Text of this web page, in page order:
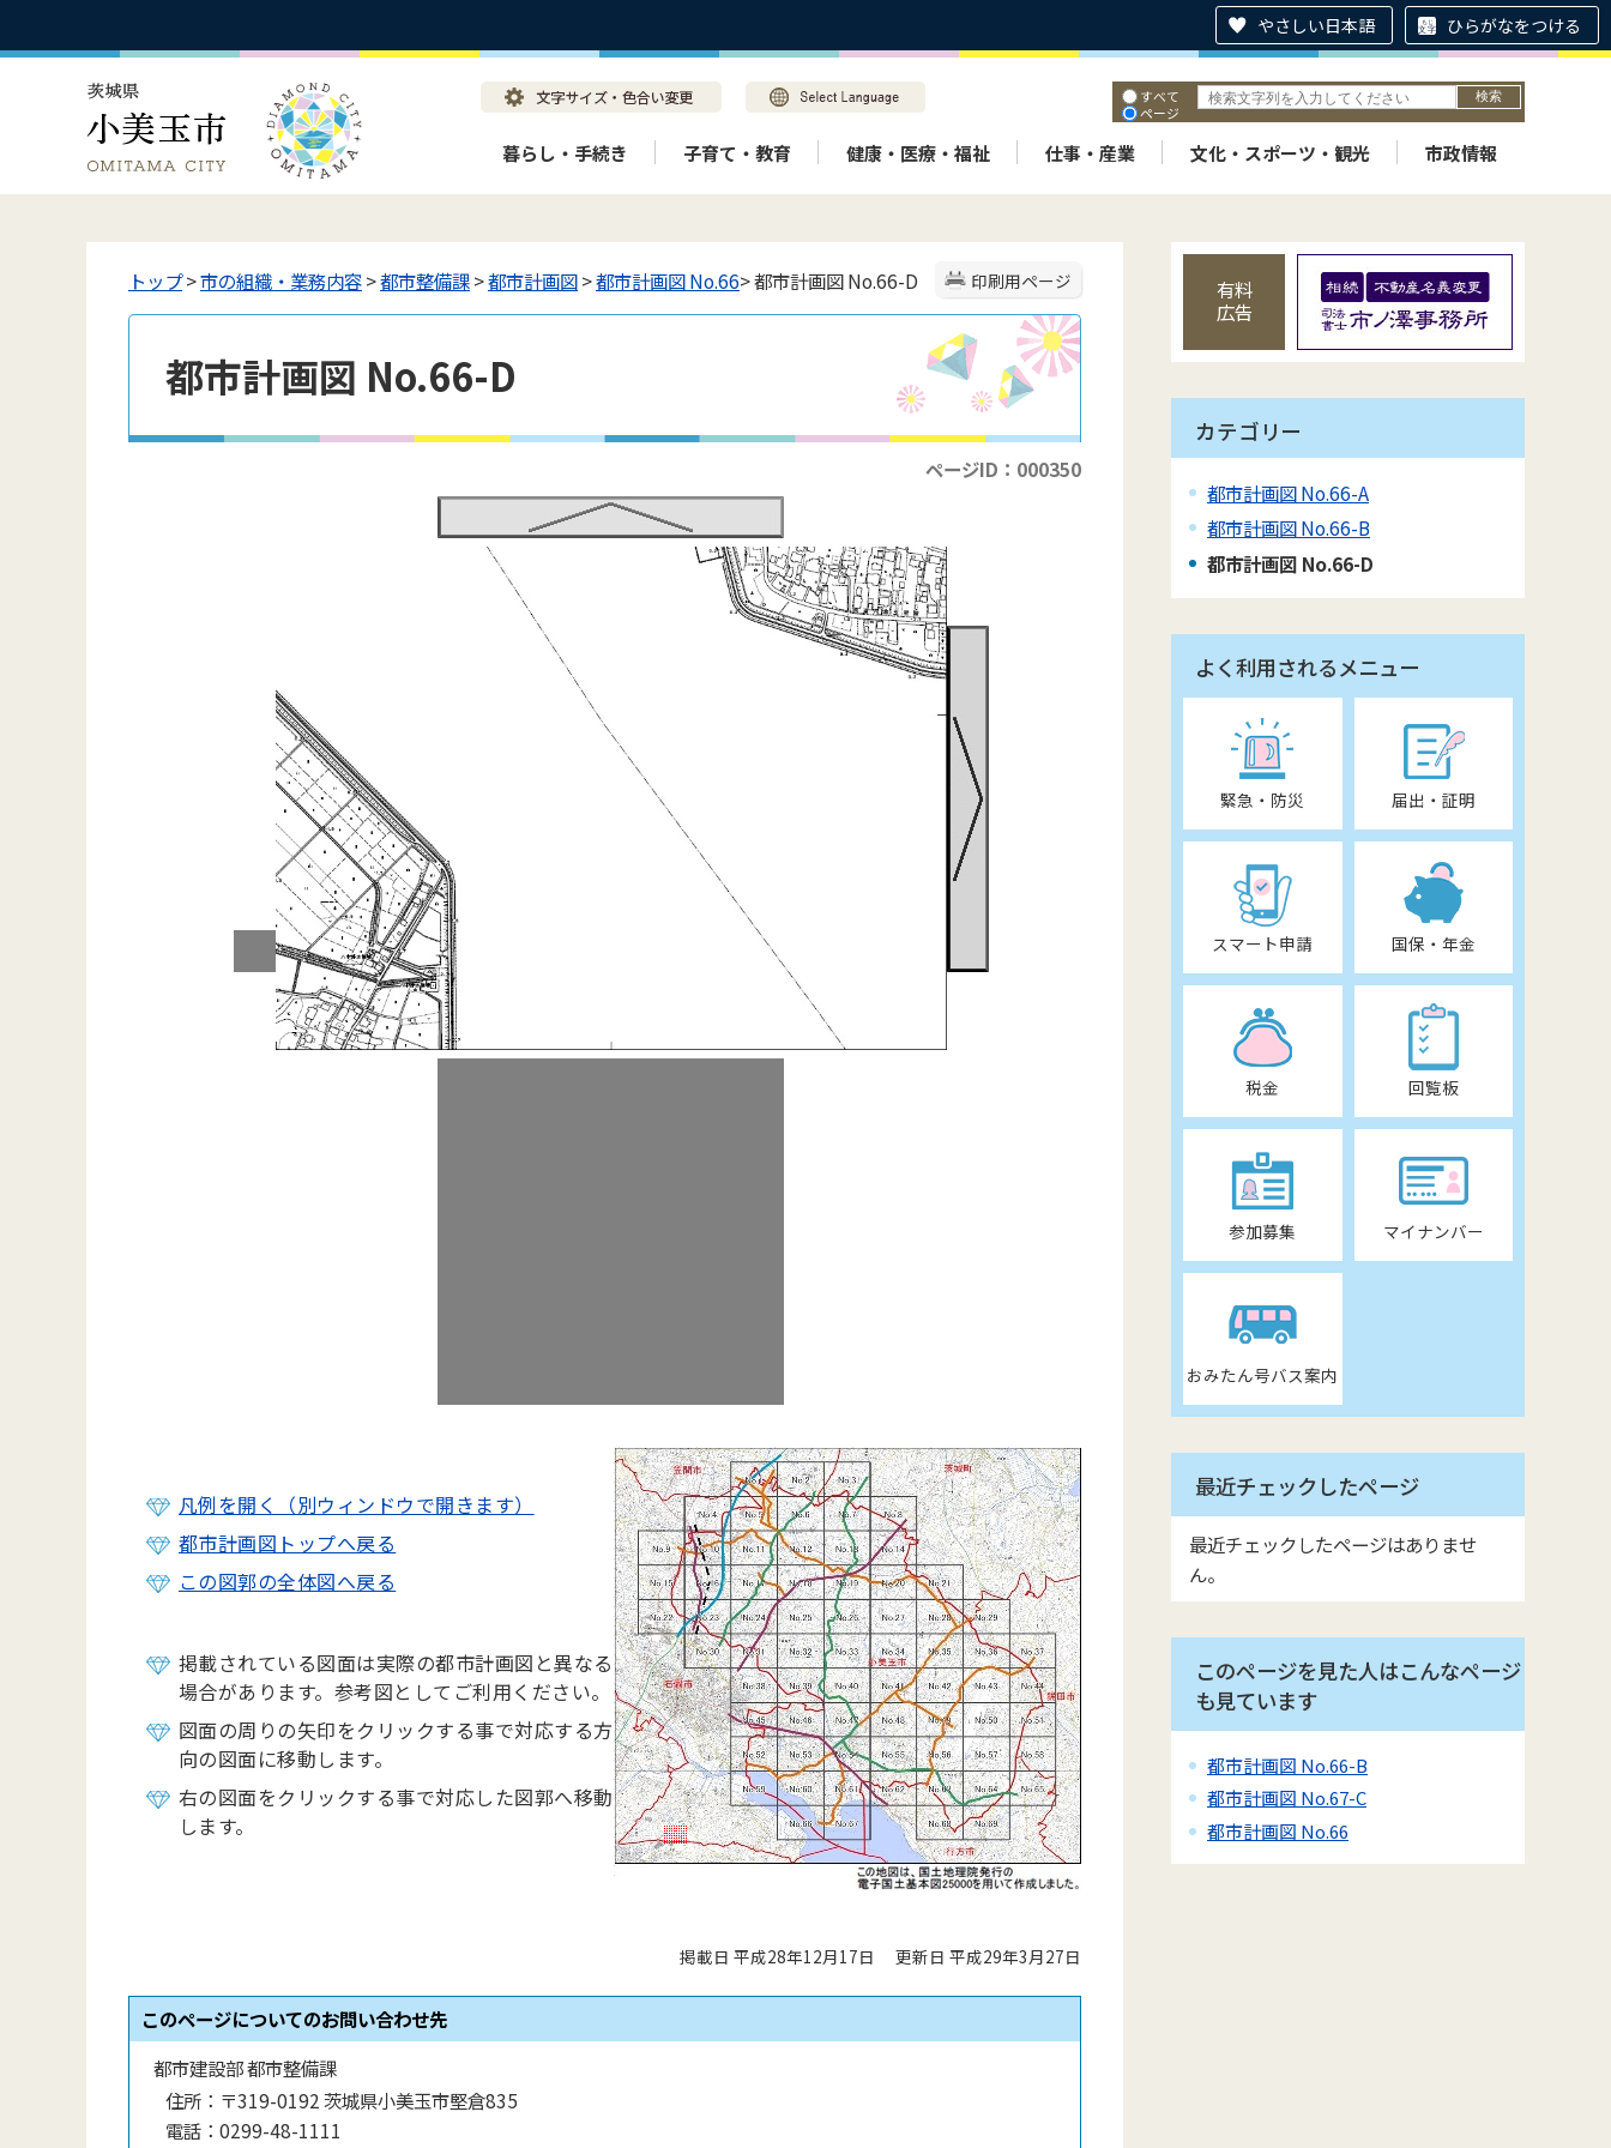
やさしい日本語 ひらがなをつける
すべて
ページ
暮らし・手続き 子育て・教育 健康・医療・福祉 仕事・産業 文化・スポーツ・観光 市政情報
印刷用ページ
トップ>市の組織・業務内容>都市整備課>都市計画図>都市計画図 No.66> 都市計画図 No.66-D
都市計画図 No.66-D
ページID：000350
凡例を開く（別ウィンドウで開きます）
都市計画図トップへ戻る
この図郭の全体図へ戻る
掲載されている図面は実際の都市計画図と異なる
場合があります。参考図としてご利用ください。
図面の周りの矢印をクリックする事で対応する方
向の図面に移動します。
右の図面をクリックする事で対応した図郭へ移動
します。
掲載日 平成28年12月17日 更新日 平成29年3月27日
このページについてのお問い合わせ先
都市建設部 都市整備課
住所： 〒319-0192 茨城県小美玉市堅倉835
電話： 0299-48-1111
有料
広告
カテゴリー
都市計画図 No.66-A
都市計画図 No.66-B
都市計画図 No.66-D
よく利用されるメニュー
緊急・防災 届出・証明
スマート申請 国保・年金
税金 回覧板
参加募集 マイナンバー
おみたん号バス案内
最近チェックしたページ
最近チェックしたページはありませ
ん。
このページを見た人はこんなページ
も見ています
都市計画図 No.66-B
都市計画図 No.67-C
都市計画図 No.66